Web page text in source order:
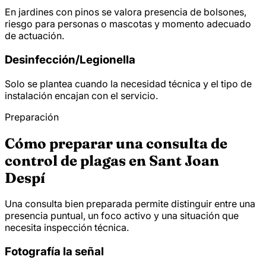
En jardines con pinos se valora presencia de bolsones,
riesgo para personas o mascotas y momento adecuado
de actuación.
Desinfección/Legionella
Solo se plantea cuando la necesidad técnica y el tipo de
instalación encajan con el servicio.
Preparación
Cómo preparar una consulta de
control de plagas en Sant Joan
Despí
Una consulta bien preparada permite distinguir entre una
presencia puntual, un foco activo y una situación que
necesita inspección técnica.
Fotografía la señal